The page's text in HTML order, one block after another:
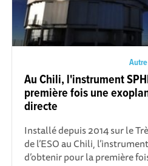
Autre
Au Chili, l'instrument
première fois une
directe
Installé depuis 2014 sur le
de l’ESO au Chili,
d’obtenir pour la première